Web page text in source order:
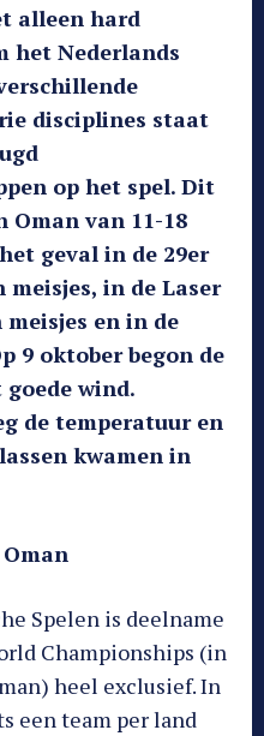
alleen hard
het Nederlands
disciplines staat
op het spel. Dit
Oman van 11-18
geval in de 29er
meisjes, in de Laser
en in de
9 oktober begon de
wind.
de temperatuur en
kwamen in
Spelen is deelname
Championships (in
heel exclusief. In
een team per land